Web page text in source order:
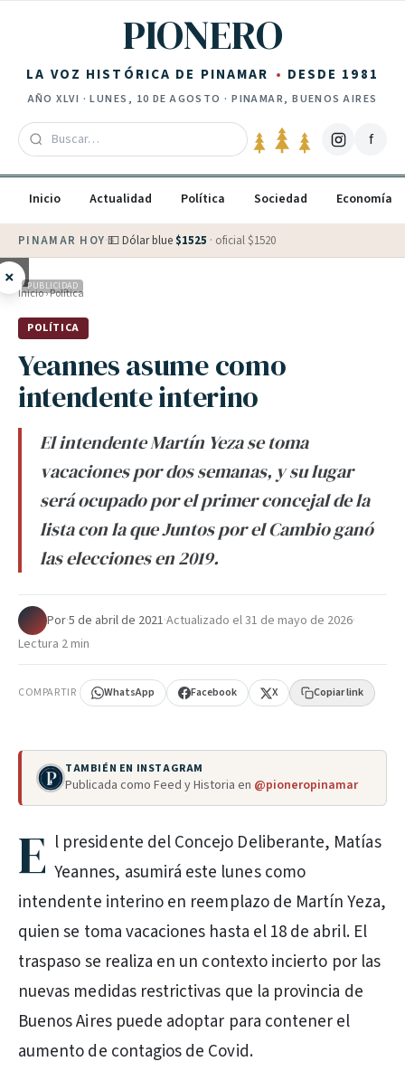
PIONERO
LA VOZ HISTÓRICA DE PINAMAR DESDE 1981
AÑOXLVI ·LUNES, 10 DE AGOSTO · PINAMAR, BUENOS AIRES
f
Inicio Actualidad Política Sociedad Economía
PINAMAR HOY·💵 Dólar blue $1525 · oficial $1520
× PUBLICIDAD
Inicio›Política
POLÍTICA
Yeannes asume como
intendente interino
El intendente Martín Yeza se toma
vacaciones por dos semanas, y su lugar
será ocupado por el primer concejal de la
lista con la que Juntos por el Cambio ganó
las elecciones en 2019.
Por·5 de abril de 2021·Actualizado el31 de mayo de 2026·
Lectura 2 min
COMPARTIR WhatsApp Facebook X Copiar link
TAMBIÉN EN INSTAGRAM
Publicada como Feed y Historia en @pioneropinamar
E l presidente del Concejo Deliberante, Matías
Yeannes, asumirá este lunes como
intendente interino en reemplazo de Martín Yeza,
quien se toma vacaciones hasta el 18 de abril. El
traspaso se realiza en un contexto incierto por las
nuevas medidas restrictivas que la provincia de
Buenos Aires puede adoptar para contener el
aumento de contagios de Covid.